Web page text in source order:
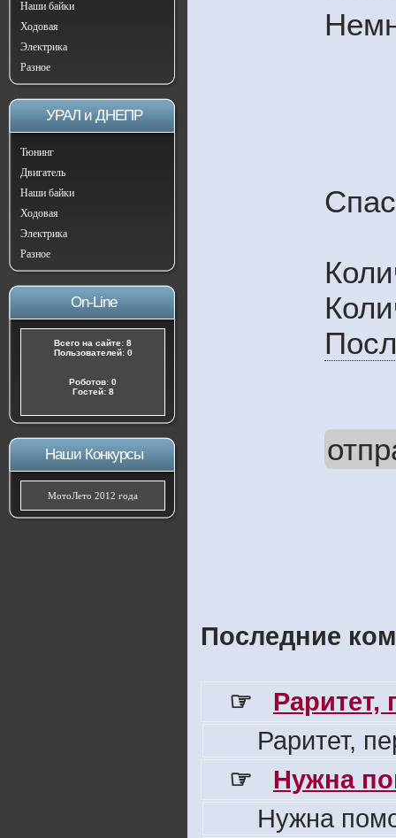
Наши байки
Ходовая
Электрика
Разное
УРАЛ и ДНЕПР
Тюнинг
Двигатель
Наши байки
Ходовая
Электрика
Разное
On-Line
Всего на сайте: 8
Пользователей: 0
Роботов: 0
Гостей: 8
Наши Конкурсы
МотоЛето 2012 года
Последние
☞
Раритет,
Раритет,
☞
Нужна
Нужна